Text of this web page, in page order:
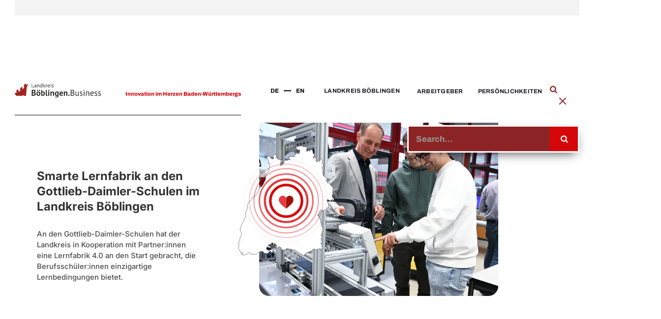
Innovation im Herzen Baden-Württembergs DE EN LANDKREIS BÖBLINGEN ARBEITGEBER PERSÖNLICHKEITEN
Smarte Lernfabrik an den
Gottlieb-Daimler-Schulen im
Landkreis Böblingen
An den Gottlieb-Daimler-Schulen hat der
Landkreis in Kooperation mit Partner:innen
eine Lernfabrik 4.0 an den Start gebracht, die
Berufsschüler:innen einzigartige
Lernbedingungen bietet.